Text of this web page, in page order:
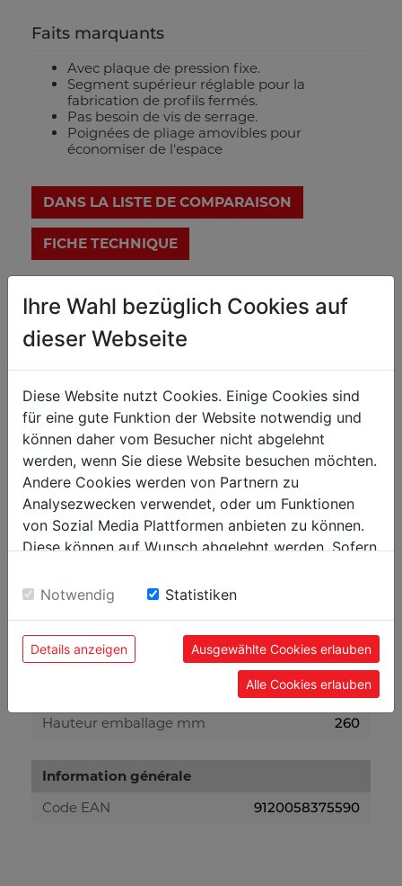
Faits marquants
Avec plaque de pression fixe.
Segment supérieur réglable pour la
fabrication de profils fermés.
Pas besoin de vis de serrage.
Poignées de pliage amovibles pour
économiser de l‘espace
DANS LA LISTE DE COMPARAISON
FICHE TECHNIQUE
Données techniques
TRAVAIL DU MÉTAL
Épaisseur max
1,5
Largeur max. matériau millimètre
1000
Angle de pliage
0-90°
Poids
Poids brut kg
50
Largeur emballage mm
280
1.240
Hauteur emballage mm
260
Information générale
Code EAN
9120058375590
Ihre Wahl bezüglich Cookies auf
dieser Webseite
Diese Website nutzt Cookies. Einige Cookies sind
für eine gute Funktion der Website notwendig und
können daher vom Besucher nicht abgelehnt
werden, wenn Sie diese Website besuchen möchten.
Andere Cookies werden von Partnern zu
Analysezwecken verwendet, oder um Funktionen
von Sozial Media Plattformen anbieten zu können.
Diese können auf Wunsch abgelehnt werden. Sofern
Einwilligung zu unseren Cookies.
Notwendig Statistiken
Details anzeigen Ausgewählte Cookies erlauben
Alle Cookies erlauben